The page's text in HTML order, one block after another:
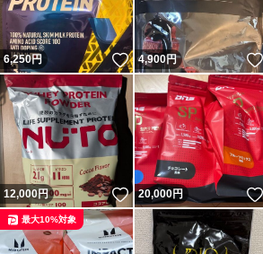
6,250円 いいね！
4,900円
12,000円 いいね！
20,000円
最大10%対象